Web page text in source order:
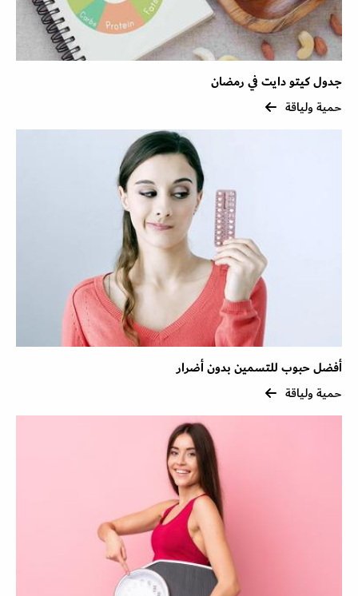
جدول كيتو دايت في رمضان
حمية ولياقة
أفضل حبوب للتسمين بدون أضرار
حمية ولياقة